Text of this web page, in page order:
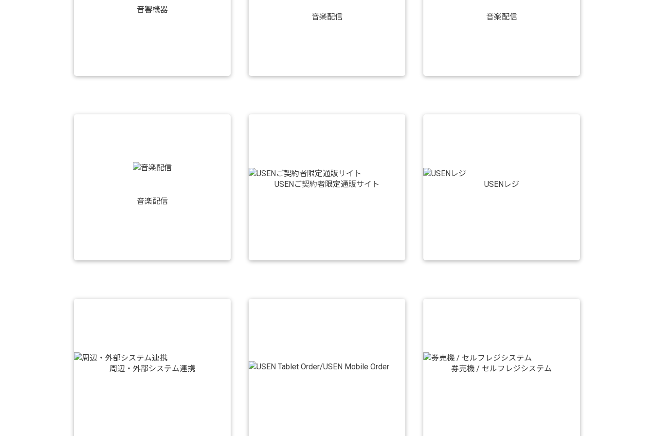
音響機器
音楽配信 音楽配信
音楽配信
USENご契約者限定通販サイト USENレジ
周辺・外部システム連携 券売機 / セルフレジシステム